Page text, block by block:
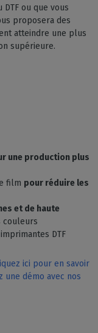
ou que vous
proposera des
atteindre une plus
supérieure.
une production plus
film pour réduire les
et de haute
couleurs
DTF
ici pour en savoir
démo avec nos